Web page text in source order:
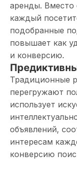
аренды. Вместо
каждый
подобранные
повышает как
и конверсию.
Традиционные
перегружают
использует
объявлений,
интересам
конверсию